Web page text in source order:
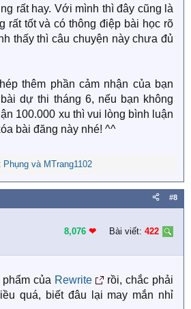
rất hay. Với mình thì đây cũng là
rất tốt và có thông điệp bài học rõ
thấy thì câu chuyện này chưa đủ
thêm phần cảm nhận của bạn
dự thi tháng 6, nếu bạn không
100.000 xu thì vui lòng bình luận
bài đăng này nhé! ^^
Phụng và MTrang1102
#8
8,076 ❤︎ Bài viết: 422
của Rewrite
rồi, chắc phải
quá, biết đâu lại may mắn nhỉ